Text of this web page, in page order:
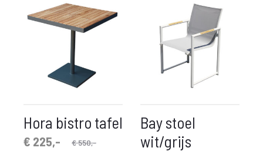
Hora bistro tafel
€550,-
€ 225,-
Bay stoel
wit/grijs